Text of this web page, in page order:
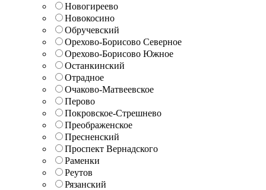
Новогиреево
Новокосино
Обручевский
Орехово-Борисово Северное
Орехово-Борисово Южное
Останкинский
Отрадное
Очаково-Матвеевское
Перово
Покровское-Стрешнево
Преображенское
Пресненский
Проспект Вернадского
Раменки
Реутов
Рязанский